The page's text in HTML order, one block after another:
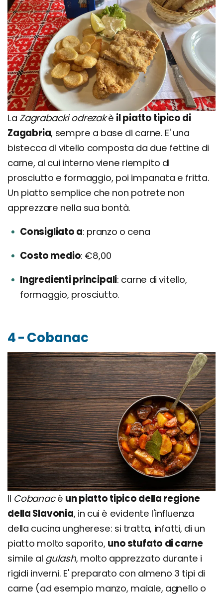
La Zagrabacki odrezakè il piatto tipico di
Zagabria, sempre a base di carne. E' una
bistecca di vitello composta da due fettine di
carne, al cui interno viene riempito di
prosciutto e formaggio, poi impanata e fritta.
Un piatto semplice che non potrete non
apprezzare nella sua bontà.
Consigliato a pranzo o cena
Costo medio €8,00
Ingredienti principali carne di vitello,
formaggio, prosciutto.
4 - Cobanac
Il Cobanacè un piatto tipico della regione
della Slavonia, in cui è evidente l'influenza
della cucina ungherese: si tratta, infatti, di un
piatto molto saporito, uno stufato di carne
simile al gulash, molto apprezzato durante i
rigidi inverni. E' preparato con almeno 3 tipi di
carne (ad esempio manzo, maiale, agnello o